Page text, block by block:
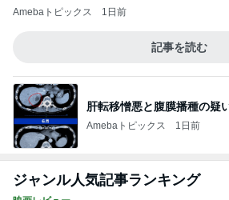
Amebaトピックス 1日前
記事を読む
肝転移憎悪と腹膜播種の疑
Amebaトピックス 1日前
ジャンル人気記事ランキング